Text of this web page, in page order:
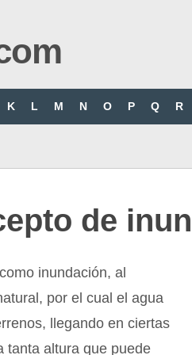
K L M N O P Q R
de
inundación, al
por el cual el agua
llegando en ciertas
tanta altura que puede